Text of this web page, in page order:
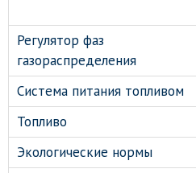
Регулятор фаз
газораспределения
Система питания топливом
Топливо
Экологические нормы